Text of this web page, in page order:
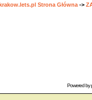
Strona Główna ->
Powered by